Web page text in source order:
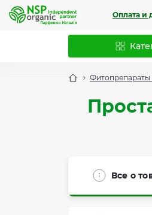
Оплата и
Фитопрепараты
Все о